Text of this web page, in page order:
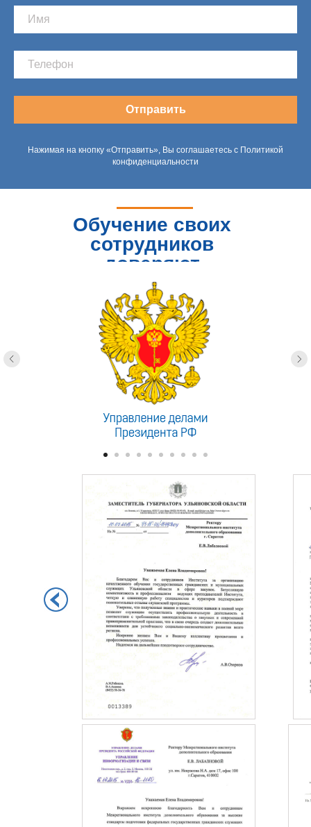
Отправить
Нажимая на кнопку «Отправить», Вы соглашаетесь с Политикой
конфиденциальности
Обучение своих
сотрудников
доверяют